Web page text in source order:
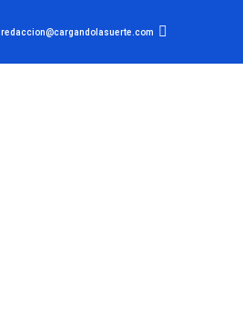
redaccion@cargandolasuerte.com